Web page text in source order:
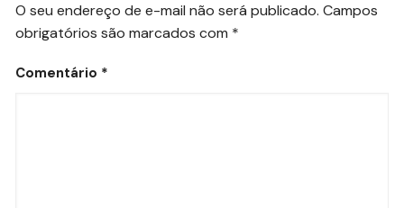
O seu endereço de e-mail não será publicado. Campos
obrigatórios são marcados com *
Comentário *